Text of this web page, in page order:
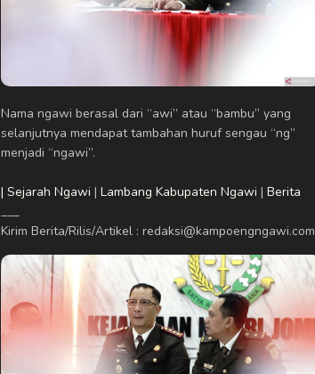
Nama ngawi berasal dari “awi” atau “bambu” yang
selanjutnya mendapat tambahan huruf sengau “ng”
menjadi “ngawi”.
| Sejarah Ngawi | Lambang Kabupaten Ngawi | Berita
___
Kirim Berita/Rilis/Artikel : redaksi@kampoengngawi.com